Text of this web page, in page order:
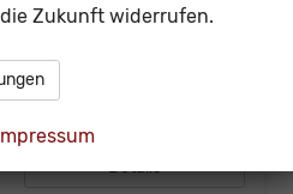
Getriebe Schalt. 6-Gang
Außenfarbe
Details
Zukunft widerrufen.